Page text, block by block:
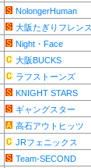
NolongerHuman
大阪たぎりフレン
Night・Face
大阪BUCKS
ラフストーンズ
KNIGHT STARS
ギャングスター
高石アウトヒッツ
JRフェニックス
Team-SECOND